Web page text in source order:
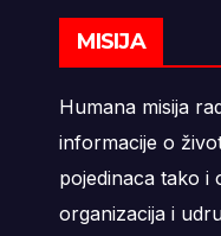
MISIJA
Humana misija
informacije o
pojedinaca tako i
organizacija i